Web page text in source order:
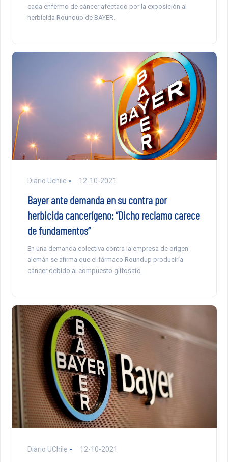
cada enfermo de cáncer afectado por la exposición al
herbicida Roundup de BAYER.
Diario Uchile 12-10-2021
Bayer ante demanda en su contra por
herbicida cancerígeno: “Dicho reclamo carece
de fundamentos”
En una demanda colectiva contra la empresa de origen
alemán se afirma que el fármaco Roundup produciría
cáncer debido al compuesto glifosato.
Diario UChile 12-10-2021